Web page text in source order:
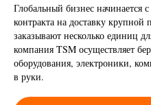
Глобальный бизнес начинается
контракта на доставку
заказывают несколько единиц
компания TSM осуществляет
оборудования, электроники,
в руки.